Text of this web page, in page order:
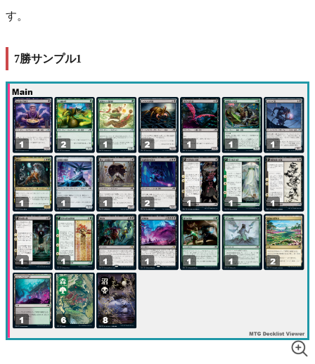
す。
7勝サンプル1